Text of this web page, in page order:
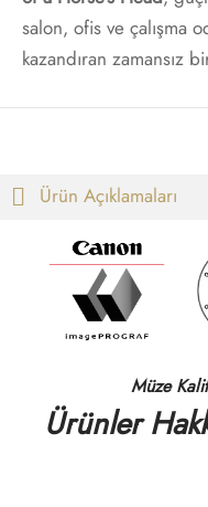
salon, ofis ve çalışma
kazandıran zamansız
Ürün Açıklamaları
Müze
Ürünler